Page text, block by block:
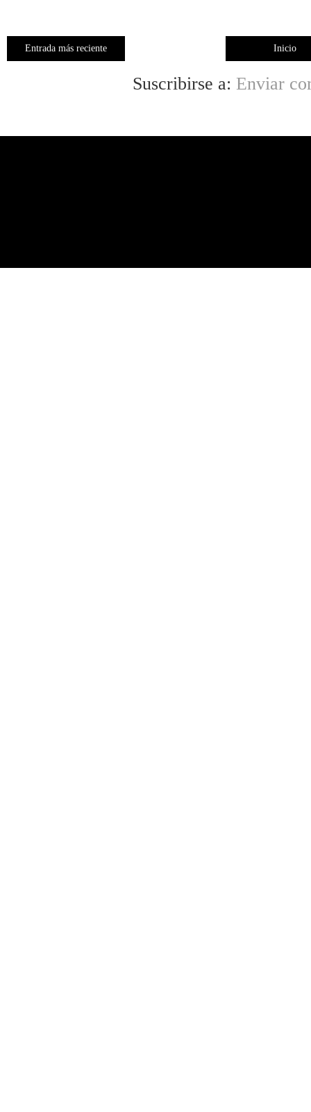
Entrada más reciente Inicio
Suscribirse a: Enviar